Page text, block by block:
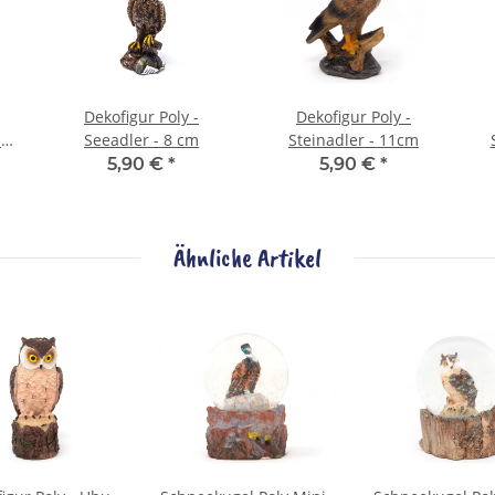
Dekofigur Poly -
Seeadler - 8 cm
5,90 € *
Dekofigur Poly -
Steinadler - 11cm
5,90 € *
Ähnliche Artikel